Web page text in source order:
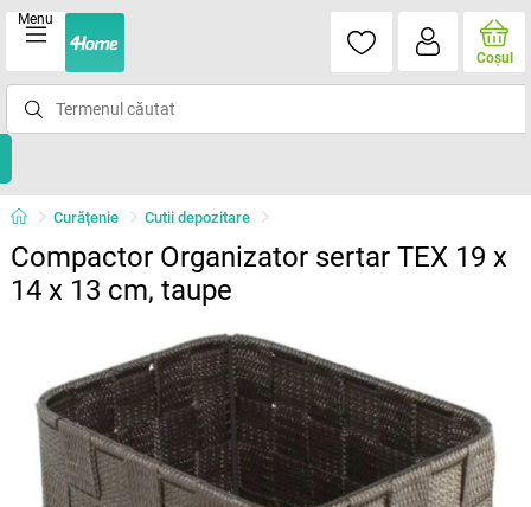
Menu
Coşul
Curățenie Cutii depozitare
Compactor Organizator sertar TEX 19 x
14 x 13 cm, taupe